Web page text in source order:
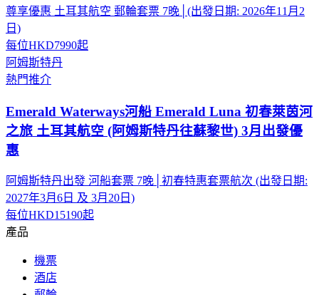
尊享優惠 土耳其航空 郵輪套票 7晚│(出發日期: 2026年11月2
日)
每位HKD7990起
阿姆斯特丹
熱門推介
Emerald Waterways河船 Emerald Luna 初春萊茵河
之旅 土耳其航空 (阿姆斯特丹往蘇黎世) 3月出發優
惠
阿姆斯特丹出發 河船套票 7晚│初春特惠套票航次 (出發日期:
2027年3月6日 及 3月20日)
每位HKD15190起
產品
機票
酒店